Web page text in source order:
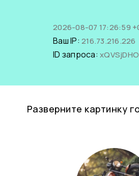
2026-08-07 17:26:59
Ваш IP: 216.73.216.226
ID запроса:
Разверните картинку